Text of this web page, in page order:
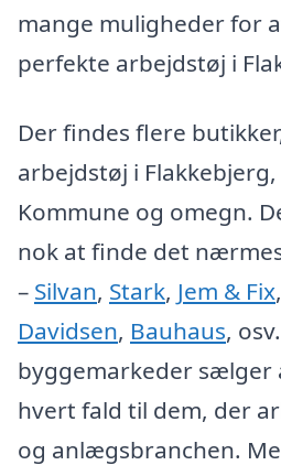
mange muligheder for
perfekte arbejdstøj i
Der findes flere
arbejdstøj i Flakkebjerg,
Kommune og omegn.
nok at finde det
– Silvan, Stark, Jem & Fix,
Davidsen, Bauhaus,
byggemarkeder sælger
hvert fald til dem, der
og anlægsbranchen.